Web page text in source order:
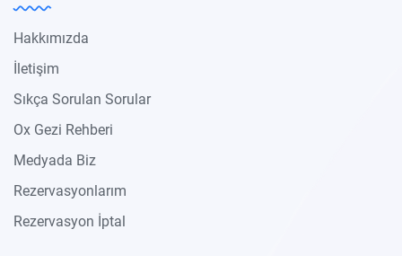
Hakkımızda
İletişim
Sıkça Sorulan Sorular
Ox Gezi Rehberi
Medyada Biz
Rezervasyonlarım
Rezervasyon İptal